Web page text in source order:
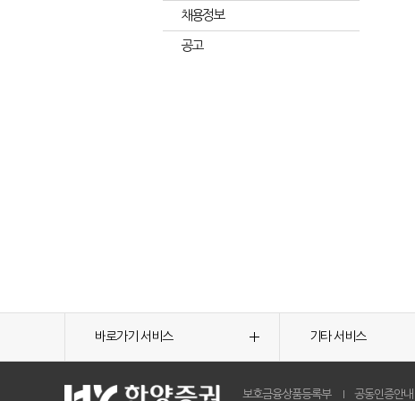
채용정보
공고
바로가기 서비스 기타 서비스
보호금융상품등록부 공동인증안내